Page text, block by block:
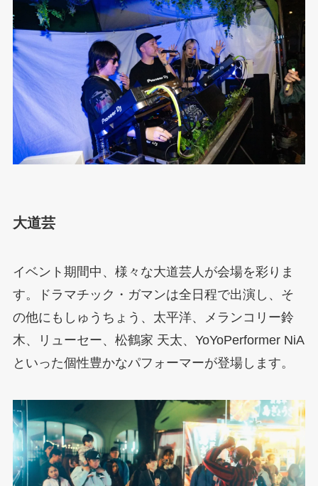
大道芸
イベント期間中、様々な大道芸人が会場を彩りま
す。ドラマチック・ガマンは全日程で出演し、そ
の他にもしゅうちょう、太平洋、メランコリー鈴
木、リューセー、松鶴家 天太、YoYoPerformer NiA
といった個性豊かなパフォーマーが登場します。